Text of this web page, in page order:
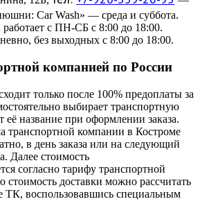
Car Wash» — среда и суббота.
работает с ПН-СБ с 8:00 до 18:00.
без выходных с 8:00 до 18:00.
компанией по России
только после 100% предоплаты за
выбирает транспортную
название при оформлении заказа.
транспортной компании в Костроме
в день заказа или на следующий
Далее стоимость
согласно тарифу транспортной
доставки можно рассчитать
ТК, воспользовавшись специальным